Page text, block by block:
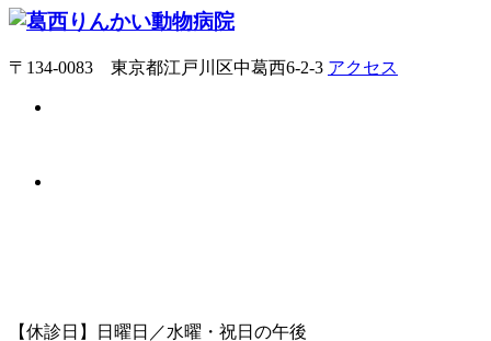
〒134-0083 東京都江戸川区中葛西6-2-3 アクセス
【休診日】日曜日／水曜・祝日の午後